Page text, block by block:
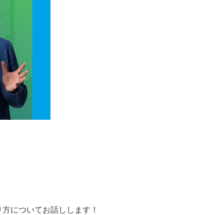
についてお話しします！